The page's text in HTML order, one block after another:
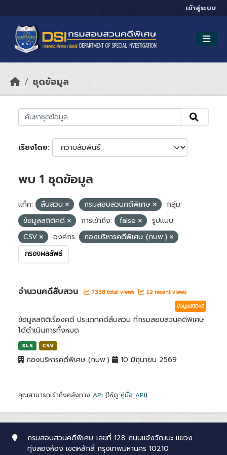
เข้าสู่ระบบ
ชุดข้อมูล
เรียงโดย
พบ 1 ชุดข้อมูล
แท็ค: สืบสวน กรมสอบสวนคดีพิเศษ
กลุ่ม:
ข้อมูลสถิติคดี
การเข้าถึง: false
รูปแบบ:
CSV
องค์กร: กองบริหารคดีพิเศษ (กบพ.)
กรองผลลัพธ์
จำนวนคดีสืบสวน 7338 total views 12 recent views
ข้อมูลสถิติคดี
ข้อมูลสถิติเรื่องคดี ประเภทคดีสืบสวน ที่กรมสอบสวนคดีพิเศษ
ได้ดำเนินการทั้งหมด
XLS CSV
กองบริหารคดีพิเศษ (กบพ.) 10 มิถุนายน 2569
คุณสามารถเข้าถึงคลังทาง API (ให้ดู คู่มือ API).
กรมสอบสวนคดีพิเศษ เลขที่ 128 ถนนแจ้งวัฒนะ แขวง
ทุ่งสองห้อง เขตหลักสี่ กรุงเทพมหานคร 10210